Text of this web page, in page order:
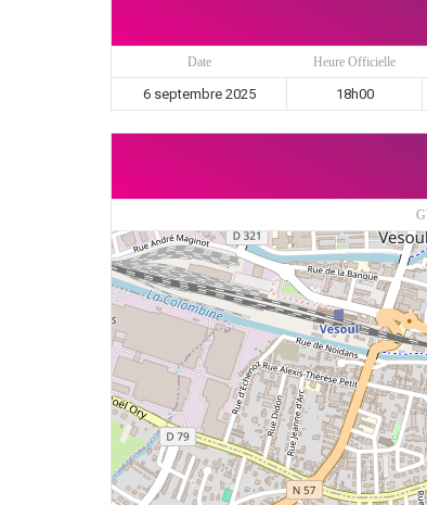
Date Heure Officielle
6 septembre 2025 18h00